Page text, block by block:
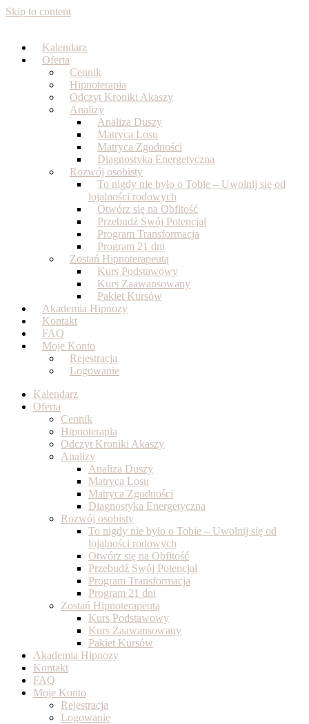
Skip to content
Kalendarz
Oferta
Cennik
Hipnoterapia
Odczyt Kroniki Akaszy
Analizy
Analiza Duszy
Matryca Losu
Matryca Zgodności
Diagnostyka Energetyczna
Rozwój osobisty
To nigdy nie było o Tobie – Uwolnij się od
lojalności rodowych
Otwórz się na Obfitość
Przebudź Swój Potencjał
Program Transformacja
Program 21 dni
Zostań Hipnoterapeutą
Kurs Podstawowy
Kurs Zaawansowany
Pakiet Kursów
Akademia Hipnozy
Kontakt
FAQ
Moje Konto
Rejestracja
Logowanie
Kalendarz
Oferta
Cennik
Hipnoterapia
Odczyt Kroniki Akaszy
Analizy
Analiza Duszy
Matryca Losu
Matryca Zgodności
Diagnostyka Energetyczna
Rozwój osobisty
To nigdy nie było o Tobie – Uwolnij się od
lojalności rodowych
Otwórz się na Obfitość
Przebudź Swój Potencjał
Program Transformacja
Program 21 dni
Zostań Hipnoterapeutą
Kurs Podstawowy
Kurs Zaawansowany
Pakiet Kursów
Akademia Hipnozy
Kontakt
FAQ
Moje Konto
Rejestracja
Logowanie